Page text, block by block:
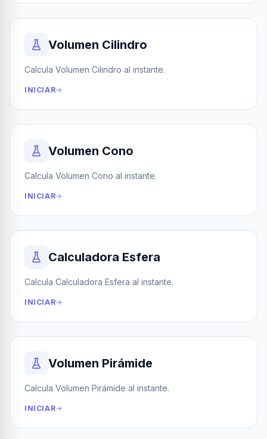
Volumen Cilindro
Calcula Volumen Cilindro al instante.
INICIAR
Volumen Cono
Calcula Volumen Cono al instante.
INICIAR
Calculadora Esfera
Calcula Calculadora Esfera al instante.
INICIAR
Volumen Pirámide
Calcula Volumen Pirámide al instante.
INICIAR